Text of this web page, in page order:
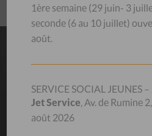
NOSMAGASINS
Habits, livres, bibelots, meubles,
les trésors que recèlent nos
se renouvelle chaque jour.
1ère semaine (29 juin- 3
seconde (6 au 10 juillet)
août.
SERVICE SOCIAL JEUNES –
Jet Service, Av. de Rumine
août 2026